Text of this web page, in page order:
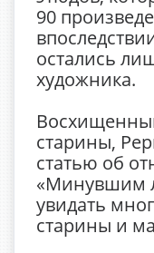
90
остались
художника.
старины,
статью об
«Минувшим
увидать
старины и